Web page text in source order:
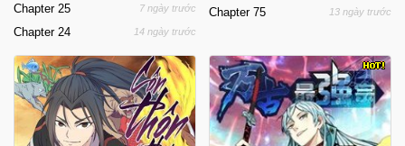
Chapter 25 7 ngày trước
Chapter 24 14 ngày trước
Chapter 75 13 ngày trước